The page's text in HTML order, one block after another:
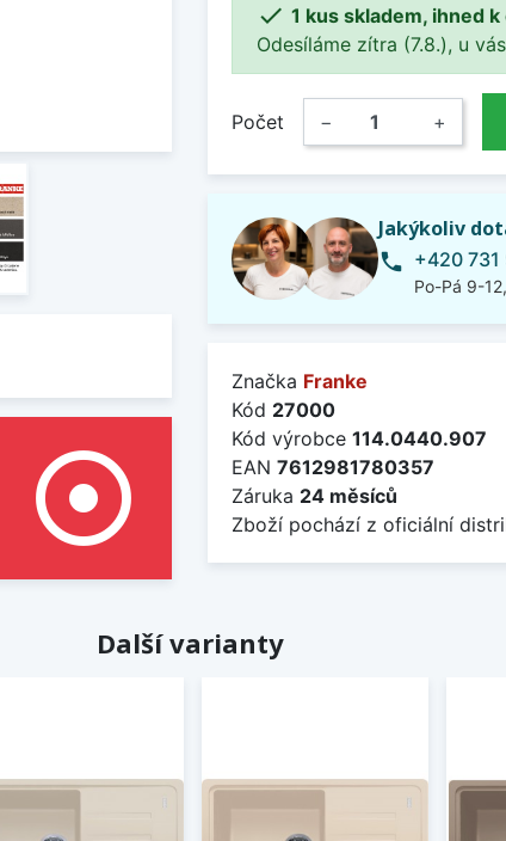
adjust
 1 kus skladem, ihned
Odesíláme zítra (7.8.), u
Počet − +
Jakýkoliv
phone +420 731
Po-Pá 9-
Značka Franke
Kód 27000
Kód výrobce 114.0440.907
EAN 7612981780357
Záruka 24 měsíců
Zboží pochází z oficiální
Další varianty